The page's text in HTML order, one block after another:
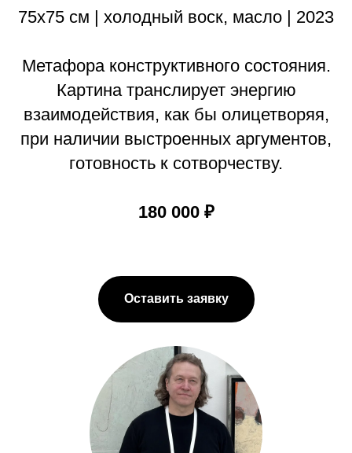
75х75 см | холодный воск, масло | 2023
Метафора конструктивного состояния.
Картина транслирует энергию
взаимодействия, как бы олицетворяя,
при наличии выстроенных аргументов,
готовность к сотворчеству.
180 000 ₽
Оставить заявку